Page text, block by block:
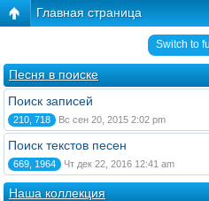
Главная страница
Switch to
Песня в поиске
Поиск записей
210, 718 Вс сен 20, 2015 2:02 pm
Поиск текстов песен
669, 1964 Чт дек 22, 2016 12:41 am
Наша коллекция